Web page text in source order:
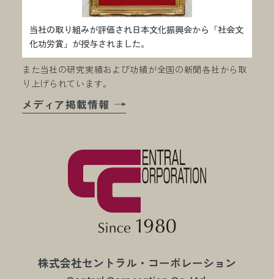
株式会社セントラル・コーポレーション
当社の取り組みが評価され日本文化振興会から「社会文
化功労賞」が授与されました。
また当社の研究実績および功績が全国の新聞各社から取
り上げられています。
メディア掲載情報